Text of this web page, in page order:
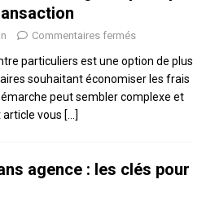
Commentaires fermés
particuliers est une option de plus
souhaitant économiser les frais
peut sembler complexe et
vous […]
agence : les clés pour